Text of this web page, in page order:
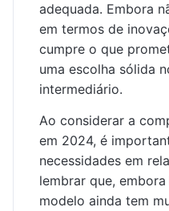
adequada. Embora
em termos de
cumpre o que
uma escolha sólida
intermediário.
Ao considerar a
em 2024, é
necessidades em
lembrar que,
modelo ainda tem